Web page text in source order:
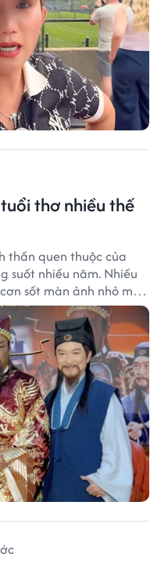
thơ nhiều thế
thần quen thuộc của
suốt nhiều năm. Nhiều
sốt màn ảnh nhỏ mà
cả một thế hệ.